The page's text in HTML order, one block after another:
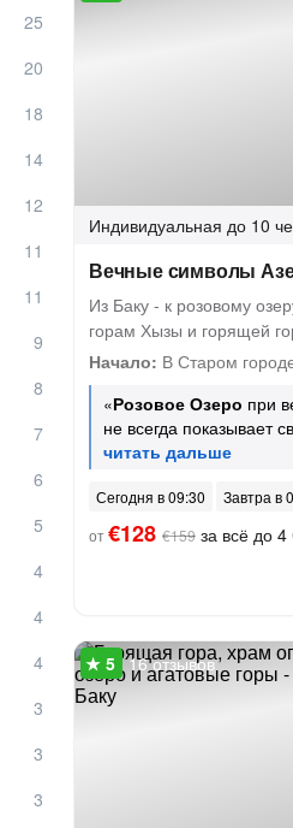
Индивидуальная до 10
Вечные символы
Из Баку - к розовому
горам Хызы и горящей
Начало: В Старом
«Розовое Озеро при
не всегда показывает
Сегодня в 09:30
Завтра в
от€128 €159 за всё до 4
16 отзывов